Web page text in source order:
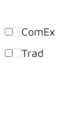
ComEx
Trad